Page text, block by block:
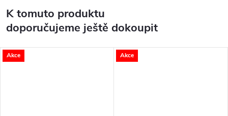
K tomuto produktu
doporučujeme ještě dokoupit
Akce Akce